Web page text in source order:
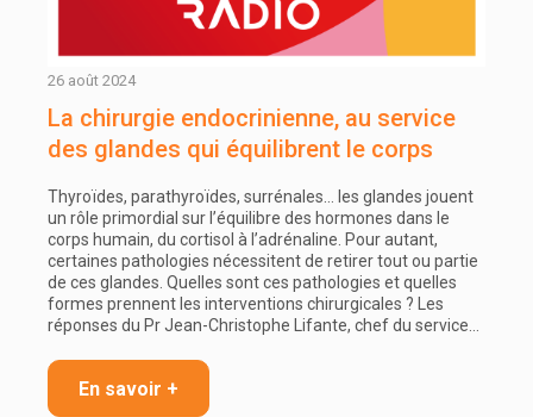
26 août 2024
La chirurgie endocrinienne, au service
des glandes qui équilibrent le corps
Thyroïdes, parathyroïdes, surrénales… les glandes jouent
un rôle primordial sur l’équilibre des hormones dans le
corps humain, du cortisol à l’adrénaline. Pour autant,
certaines pathologies nécessitent de retirer tout ou partie
de ces glandes. Quelles sont ces pathologies et quelles
formes prennent les interventions chirurgicales ? Les
réponses du Pr Jean-Christophe Lifante, chef du service…
En savoir +